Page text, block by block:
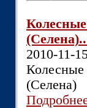
2010-11-
Колесные
(Селена)